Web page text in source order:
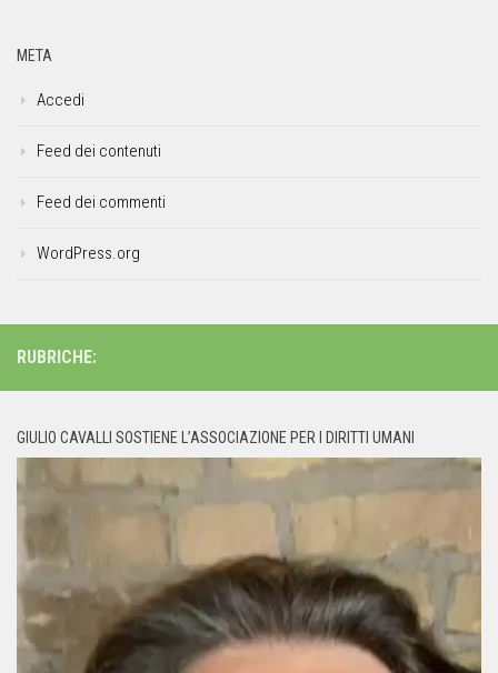
META
Accedi
Feed dei contenuti
Feed dei commenti
WordPress.org
RUBRICHE:
GIULIO CAVALLI SOSTIENE L’ASSOCIAZIONE PER I DIRITTI UMANI
Player